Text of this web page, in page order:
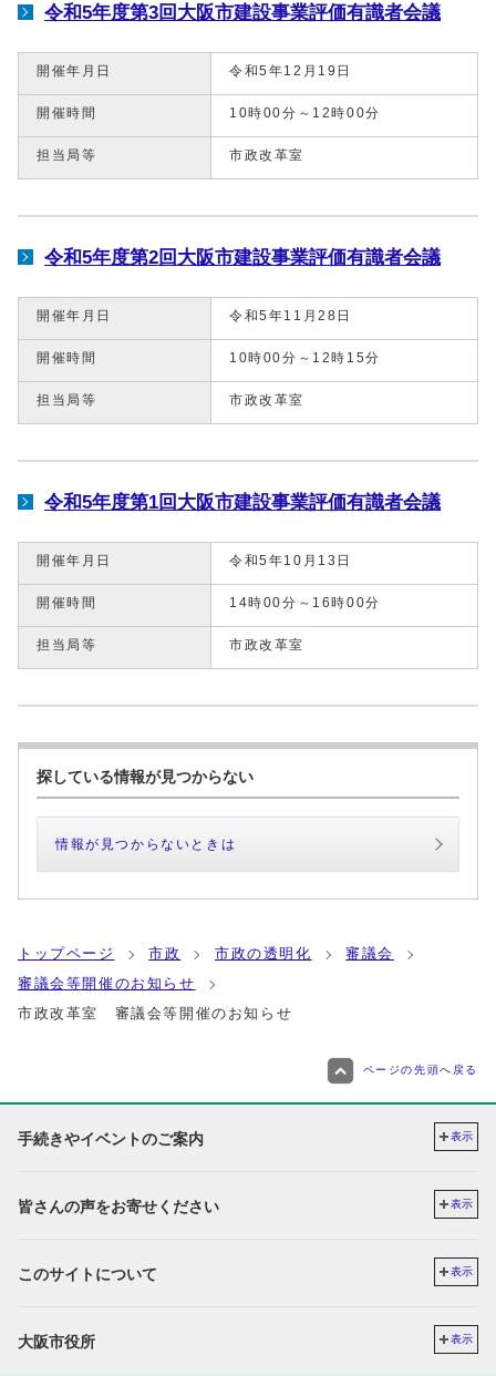
令和5年度第3回大阪市建設事業評価有識者会議
開催年月日 令和5年12月19日
開催時間 10時00分～12時00分
担当局等 市政改革室
令和5年度第2回大阪市建設事業評価有識者会議
開催年月日 令和5年11月28日
開催時間 10時00分～12時15分
担当局等 市政改革室
令和5年度第1回大阪市建設事業評価有識者会議
開催年月日 令和5年10月13日
開催時間 14時00分～16時00分
担当局等 市政改革室
探している情報が見つからない
情報が見つからないときは
トップページ 市政 市政の透明化
審議会
審議会等開催のお知らせ
市政改革室 審議会等開催のお知らせ
ページの先頭へ戻る
手続きやイベントのご案内 表示
皆さんの声をお寄せください 表示
このサイトについて 表示
大阪市役所 表示